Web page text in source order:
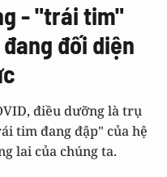
- "trái tim"
đối diện
điều dưỡng là trụ
tim đang đập" của hệ
lai của chúng ta.